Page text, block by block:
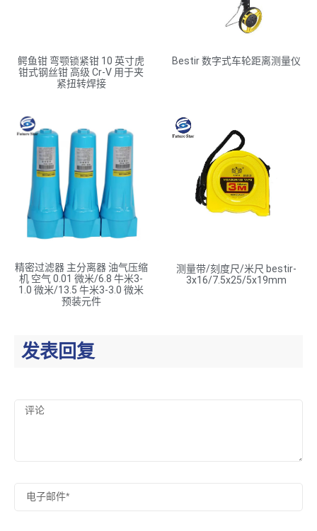
鳄鱼钳 弯颚锁紧钳 10 英寸虎
钳式钢丝钳 高级 Cr-V 用于夹
紧扭转焊接
Bestir 数字式车轮距离测量仪
精密过滤器 主分离器 油气压缩
机 空气 0.01 微米/6.8 牛米3-
1.0 微米/13.5 牛米3-3.0 微米
预装元件
测量带/刻度尺/米尺 bestir-
3x16/7.5x25/5x19mm
发表回复